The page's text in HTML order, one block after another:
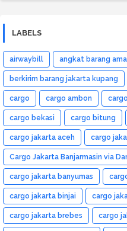
LABELS
airwaybill angkat barang
berkirim barang jakarta kupang
cargo cargo ambon
cargo bekasi cargo bitung
cargo jakarta aceh cargo
Cargo Jakarta Banjarmasin via
cargo jakarta banyumas
cargo jakarta binjai cargo
cargo jakarta brebes cargo